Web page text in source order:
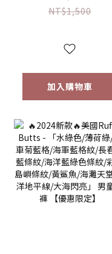
褲【優惠限定】
NT$1,500
加入購物車